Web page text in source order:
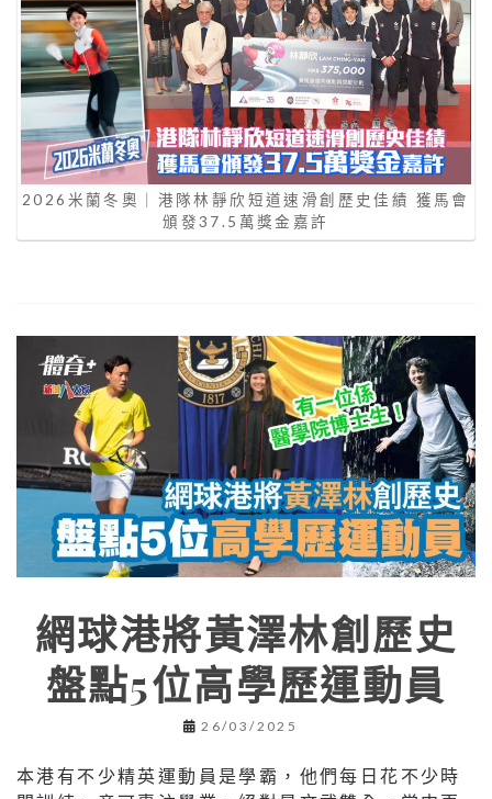
2026米蘭冬奧｜港隊林靜欣短道速滑創歷史佳績 獲馬會
頒發37.5萬獎金嘉許
網球港將黃澤林創歷史
盤點5位高學歷運動員
26/03/2025
本港有不少精英運動員是學霸，他們每日花不少時